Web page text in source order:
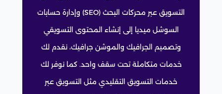
التسويق عبر محركات البحث (SEO) وإدارة حسابات
السوشل ميديا إلى إنشاء المحتوى التسويقي
وتصميم الجرافيك والموشن جرافيك، نقدم لك
خدمات متكاملة تحت سقف واحد. كما نوفر لك
خدمات التسويق التقليدي مثل التسويق عبر